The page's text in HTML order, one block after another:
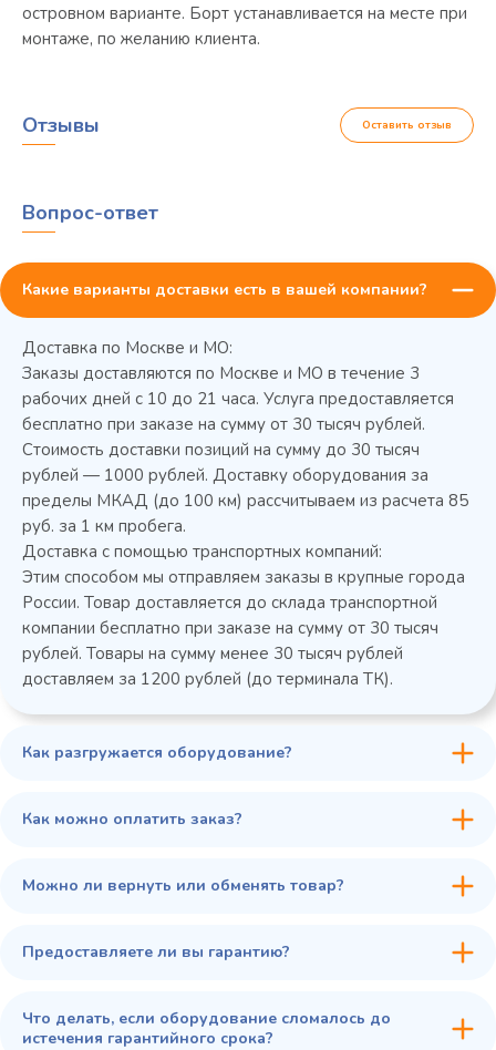
островном варианте. Борт устанавливается на месте при
монтаже, по желанию клиента.
Колода разрубочная КР-5/5
45 900 ₽
Отзывы Оставить отзыв
Вопрос-ответ
Какие варианты доставки есть в вашей компании?
Доставка по Москве и МО:
Заказы доставляются по Москве и МО в течение 3
рабочих дней с 10 до 21 часа. Услуга предоставляется
бесплатно при заказе на сумму от 30 тысяч рублей.
Стоимость доставки позиций на сумму до 30 тысяч
рублей — 1000 рублей. Доставку оборудования за
пределы МКАД (до 100 км) рассчитываем из расчета 85
руб. за 1 км пробега.
Доставка с помощью транспортных компаний:
Этим способом мы отправляем заказы в крупные города
России. Товар доставляется до склада транспортной
компании бесплатно при заказе на сумму от 30 тысяч
рублей. Товары на сумму менее 30 тысяч рублей
доставляем за 1200 рублей (до терминала ТК).
Как разгружается оборудование?
Как можно оплатить заказ?
Можно ли вернуть или обменять товар?
Предоставляете ли вы гарантию?
Что делать, если оборудование сломалось до
истечения гарантийного срока?